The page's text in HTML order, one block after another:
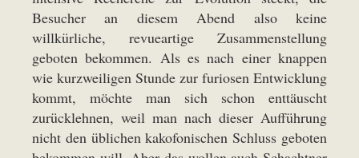
Besucher an diesem Abend also keine
willkürliche, revueartige Zusammenstellung
geboten bekommen. Als es nach einer knappen
wie kurzweiligen Stunde zur furiosen Entwicklung
kommt, möchte man sich schon enttäuscht
zurücklehnen, weil man nach dieser Aufführung
nicht den üblichen kakofonischen Schluss geboten